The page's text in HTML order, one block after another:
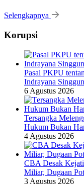
Selengkapnya
Korupsi
Pasal PKPU
Indrayana
6 Agustus 2026
Tersangka
Hukum Bukan
4 Agustus 2026
CBA Desak
Miliar, Dugaan
3 Agustus 2026